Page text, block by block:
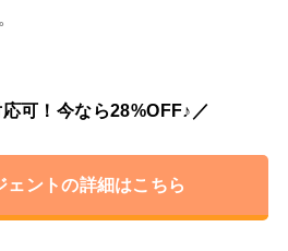
可！今なら28%OFF♪／
ェントの詳細はこちら